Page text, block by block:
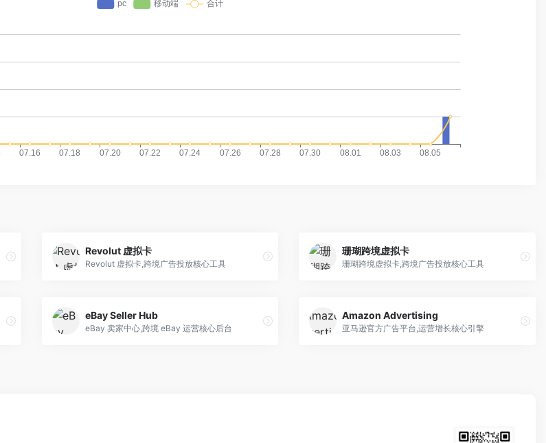
Revolut 虚拟卡
Revolut 虚拟卡,跨境广告投放核心工具
珊瑚跨境虚拟卡
珊瑚跨境虚拟卡,跨境广告投放核心工具
eBay Seller Hub
eBay 卖家中心,跨境 eBay 运营核心后台
Amazon Advertising
亚马逊官方广告平台,运营增长核心引擎